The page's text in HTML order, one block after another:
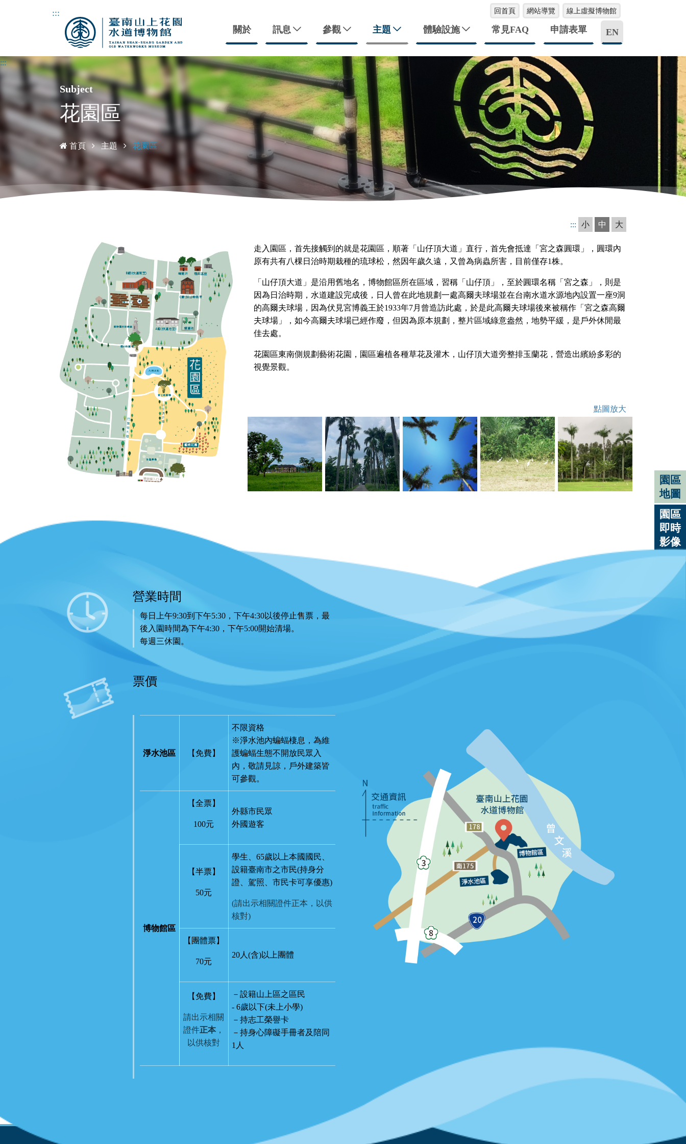
::: 回首頁 網站導覽 線上虛擬博物館
關於 訊息 參觀 主題 體驗設施 常見FAQ 申請表單 EN
:::
園區
地圖
園區
即時
影像
Subject
花園區
首頁 主題 花園區
::: 小 中 大
走入園區，首先接觸到的就是花園區，順著「山仔頂大道」直行，首先會抵達「宮之森圓環」，圓環內
原有共有八棵日治時期栽種的琉球松，然因年歲久遠，又曾為病蟲所害，目前僅存1株。
「山仔頂大道」是沿用舊地名，博物館區所在區域，習稱「山仔頂」，至於圓環名稱「宮之森」，則是
因為日治時期，水道建設完成後，日人曾在此地規劃一處高爾夫球場並在台南水道水源地內設置一座9洞
的高爾夫球場，因為伏見宮博義王於1933年7月曾造訪此處，於是此高爾夫球場後來被稱作「宮之森高爾
夫球場」，如今高爾夫球場已經作廢，但因為原本規劃，整片區域綠意盎然，地勢平緩，是戶外休閒最
佳去處。
花園區東南側規劃藝術花園，園區遍植各種草花及灌木，山仔頂大道旁整排玉蘭花，營造出繽紛多彩的
視覺景觀。
點圖放大
營業時間
每日上午9:30到下午5:30，下午4:30以後停止售票，最
後入園時間為下午4:30，下午5:00開始清場。
每週三休園。
票價
淨水池區 【免費】
不限資格
※淨水池內蝙蝠棲息，為維
護蝙蝠生態不開放民眾入
內，敬請見諒，戶外建築皆
可參觀。
博物館區
【全票】
100元
外縣市民眾
外國遊客
【半票】
50元
學生、65歲以上本國國民、
設籍臺南市之市民(持身分
證、駕照、市民卡可享優惠)
(請出示相關證件正本，以供
核對)
【團體票】
70元
20人(含)以上團體
【免費】
請出示相關
證件正本 ，
以供核對
－設籍山上區之區民
- 6歲以下(未上小學)
－持志工榮譽卡
－持身心障礙手冊者及陪同
1人